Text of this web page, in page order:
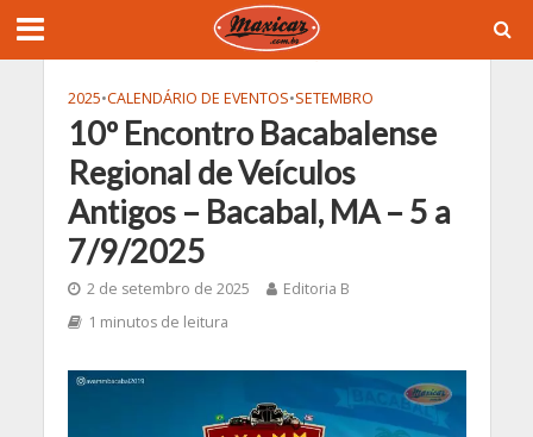
2025•CALENDÁRIO DE EVENTOS•SETEMBRO
10º Encontro Bacabalense
Regional de Veículos
Antigos – Bacabal, MA – 5 a
7/9/2025
2 de setembro de 2025
Editoria B
1 minutos de leitura